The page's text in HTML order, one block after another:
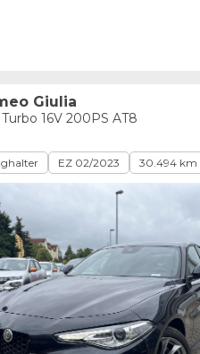
Giulia
16V 200PS AT8
EZ 02/2023 30.494 km